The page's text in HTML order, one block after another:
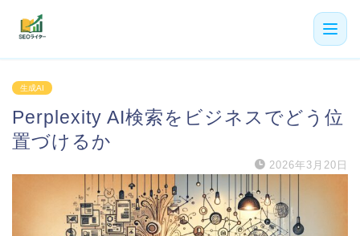
機能
利用者の声
よくある質問
導入事例
生成AI
Perplexity AI検索をビジネスでどう位
置づけるか
2026年3月20日